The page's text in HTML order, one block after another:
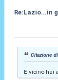
Re:Lazio...in
Citazione
E vicino hai